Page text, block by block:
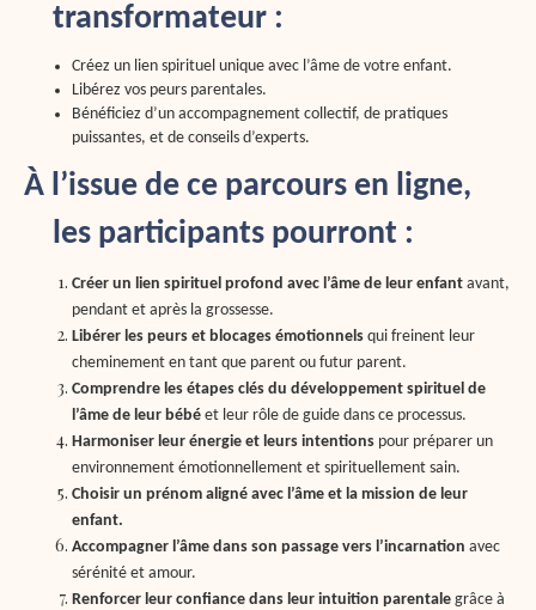
transformateur :
Créez un lien spirituel unique avec l’âme de votre enfant.
Libérez vos peurs parentales.
Bénéficiez d’un accompagnement collectif, de pratiques
puissantes, et de conseils d’experts.
À l’issue de ce parcours en ligne,
les participants pourront :
Créer un lien spirituel profond avec l’âme de leur enfant avant,
pendant et après la grossesse.
Libérer les peurs et blocages émotionnels qui freinent leur
cheminement en tant que parent ou futur parent.
Comprendre les étapes clés du développement spirituel de
l’âme de leur bébé et leur rôle de guide dans ce processus.
Harmoniser leur énergie et leurs intentions pour préparer un
environnement émotionnellement et spirituellement sain.
Choisir un prénom aligné avec l’âme et la mission de leur
enfant.
Accompagner l’âme dans son passage vers l’incarnation avec
sérénité et amour.
Renforcer leur confiance dans leur intuition parentale grâce à